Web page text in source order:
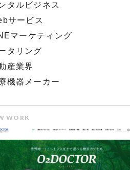
タルビジネス
サービス
マーケティング
タリング
産業界
機器メーカー
WORK